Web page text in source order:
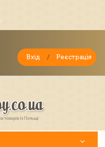
Вхід / Реєстрація